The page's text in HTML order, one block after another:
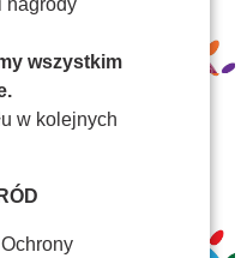
wszystkim
w kolejnych